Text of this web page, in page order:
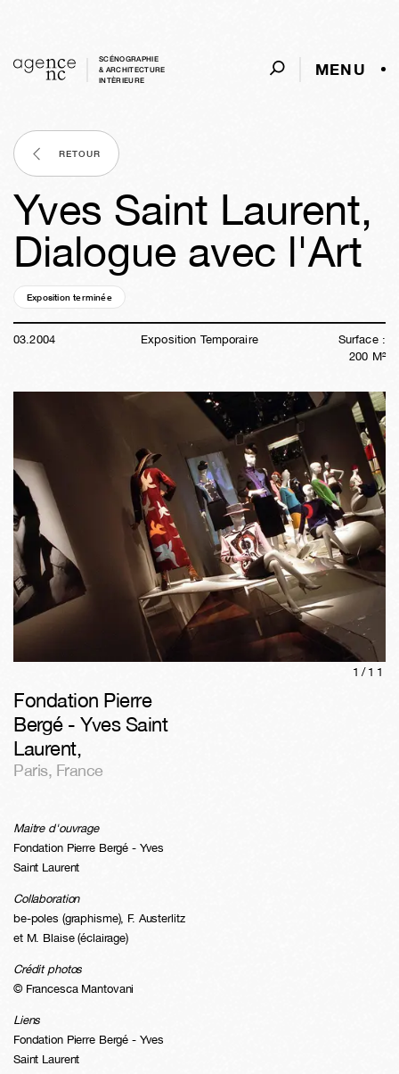
SCÉNOGRAPHIE
& ARCHITECTURE
INTÈRIEURE
MENU
RETOUR
Yves Saint Laurent,
Dialogue avec l'Art
Exposition terminée
03.2004 Exposition Temporaire
Surface :
200 M²
1/ 11
Fondation Pierre
Bergé - Yves Saint
Laurent,
Paris, France
Maitre d'ouvrage
Fondation Pierre Bergé - Yves
Saint Laurent
Collaboration
be-poles (graphisme), F. Austerlitz
et M. Blaise (éclairage)
Crédit photos
© Francesca Mantovani
Liens
Fondation Pierre Bergé - Yves
Saint Laurent